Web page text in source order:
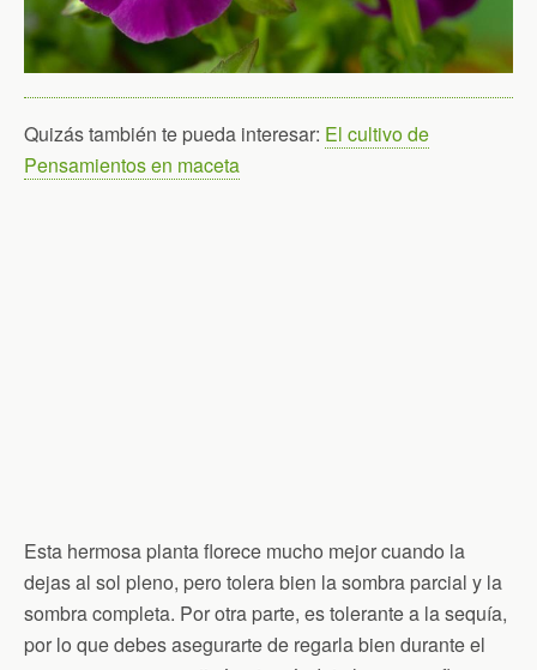
Quizás también te pueda interesar: El cultivo de
Pensamientos en maceta
Esta hermosa planta florece mucho mejor cuando la
dejas al sol pleno, pero tolera bien la sombra parcial y la
sombra completa. Por otra parte, es tolerante a la sequía,
por lo que debes asegurarte de regarla bien durante el